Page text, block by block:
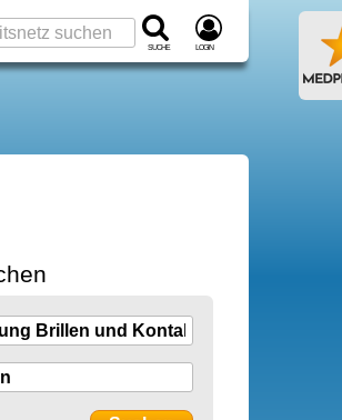
Suche Login